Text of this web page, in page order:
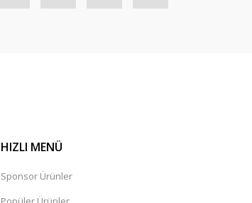
HIZLI MENÜ
Sponsor Ürünler